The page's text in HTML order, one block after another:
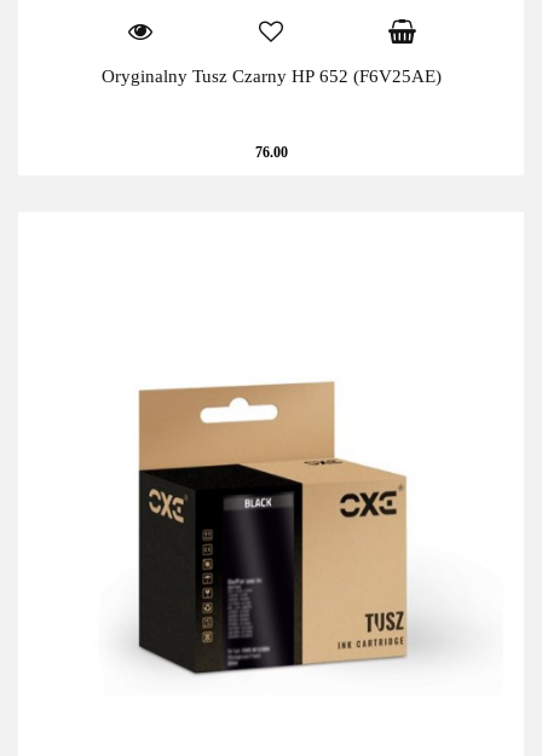
Oryginalny Tusz Czarny HP 652 (F6V25AE)
76.00